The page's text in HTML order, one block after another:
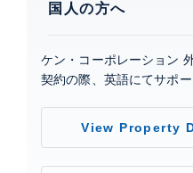
建
芝浦アイラン
特設
国人の方へ
ケン・コーポレーション
契約の際、英語にてサポー
View Property